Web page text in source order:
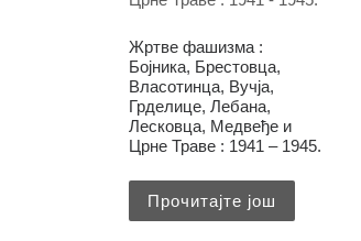
Жртве фашизма :
Бојника, Брестовца,
Власотинца, Вучја,
Грделице, Лебана,
Лесковца, Медвеђе и
Црне Траве : 1941 – 1945.
Прочитајте још